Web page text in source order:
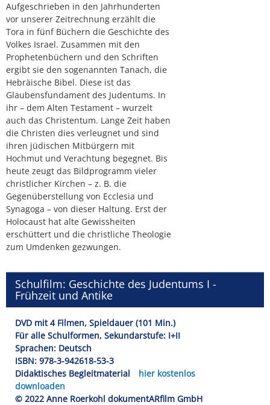
Aufgeschrieben in den Jahrhunderten
vor unserer Zeitrechnung erzählt die
Tora in fünf Büchern die Geschichte des
Volkes Israel. Zusammen mit den
Prophetenbüchern und den Schriften
ergibt sie den sogenannten Tanach, die
Hebräische Bibel. Diese ist das
Glaubensfundament des Judentums. In
ihr – dem Alten Testament – wurzelt
auch das Christentum. Lange Zeit haben
die Christen dies verleugnet und sind
ihren jüdischen Mitbürgern mit
Hochmut und Verachtung begegnet. Bis
heute zeugt das Bildprogramm vieler
christlicher Kirchen – z. B. die
Gegenüberstellung von Ecclesia und
Synagoga – von dieser Haltung. Erst der
Holocaust hat alte Gewissheiten
erschüttert und die christliche Theologie
zum Umdenken gezwungen.
Schulfilm: Geschichte des Judentums I -
Frühzeit und Antike
DVD mit 4 Filmen, Spieldauer (101 Min.)
Für alle Schulformen, Sekundarstufe: I+II
Sprachen: Deutsch
ISBN: 978-3-942618-53-3
Didaktisches Begleitmaterial
hier kostenlos
downloaden
© 2022 Anne Roerkohl dokumentARfilm GmbH